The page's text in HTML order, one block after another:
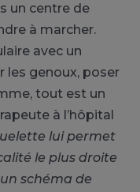
un centre de
à marcher.
avec un
les genoux, poser
tout est un
à l’hôpital
lui permet
le plus droite
schéma de